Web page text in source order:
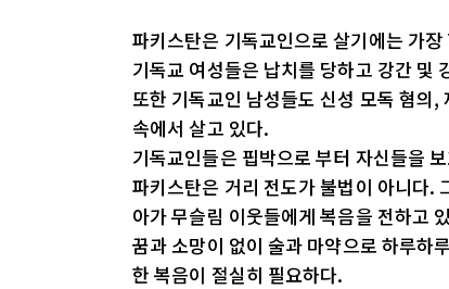
파키스탄은 기독교인으로 살기에는 가
기독교 여성들은 납치를 당하고 강간 및
또한 기독교인 남성들도 신성 모독 혐의
속에서 살고 있다.
기독교인들은 핍박으로 부터 자신들을
파키스탄은 거리 전도가 불법이 아니다.
아가 무슬림 이웃들에게 복음을 전하고
꿈과 소망이 없이 술과 마약으로 하루하
한 복음이 절실히 필요하다.